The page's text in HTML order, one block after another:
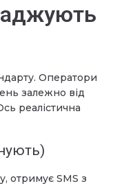
Оператори
залежно від
реалістична
отримує SMS з